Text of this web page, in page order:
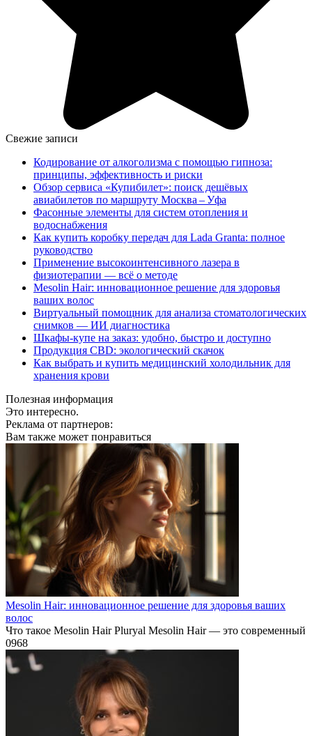
Свежие записи
Кодирование от алкоголизма с помощью гипноза:
принципы, эффективность и риски
Обзор сервиса «Купибилет»: поиск дешёвых
авиабилетов по маршруту Москва – Уфа
Фасонные элементы для систем отопления и
водоснабжения
Как купить коробку передач для Lada Granta: полное
руководство
Применение высокоинтенсивного лазера в
физиотерапии — всё о методе
Mesolin Hair: инновационное решение для здоровья
ваших волос
Виртуальный помощник для анализа стоматологических
снимков — ИИ диагностика
Шкафы-купе на заказ: удобно, быстро и доступно
Продукция CBD: экологический скачок
Как выбрать и купить медицинский холодильник для
хранения крови
Полезная информация
Это интересно.
Реклама от партнеров:
Вам также может понравиться
Mesolin Hair: инновационное решение для здоровья ваших
волос
Что такое Mesolin Hair Pluryal Mesolin Hair — это современный
0968